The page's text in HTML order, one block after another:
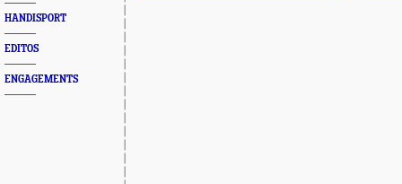
HANDISPORT
EDITOS
ENGAGEMENTS